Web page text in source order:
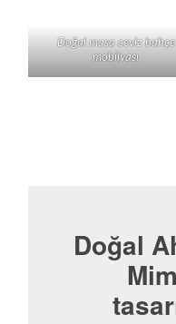
Doğal masa ceviz bahçe
mobilyası
Doğal